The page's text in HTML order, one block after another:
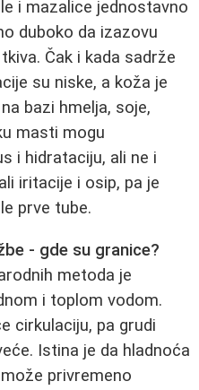
i mazalice jednostavno
duboko da izazovu
Čak i kada sadrže
su niske, a koža je
bazi hmelja, soje,
masti mogu
i hidrataciju, ali ne i
iritacije i osip, pa je
prve tube.
- gde su granice?
metoda je
i toplom vodom.
cirkulaciju, pa grudi
Istina je da hladnoća
privremeno